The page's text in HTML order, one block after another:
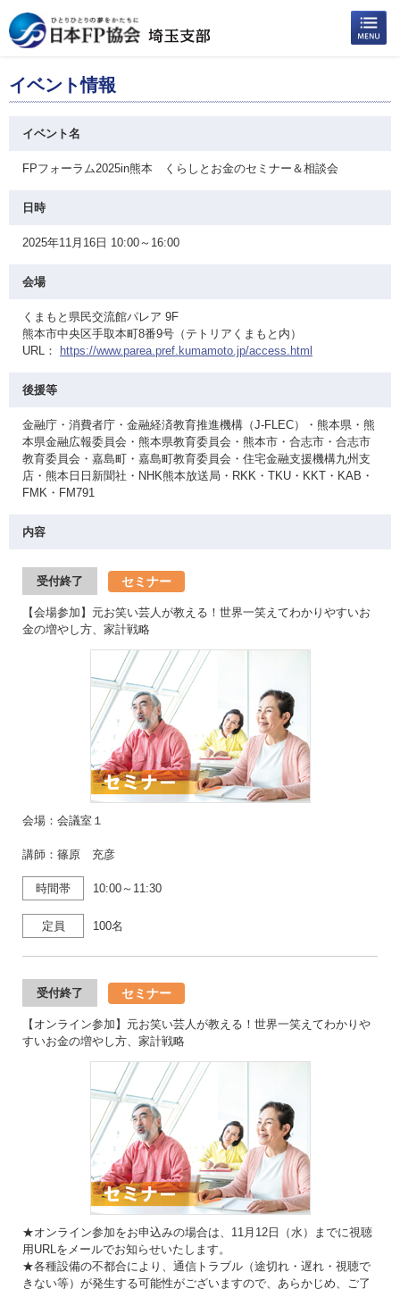
イベント情報
イベント名
FPフォーラム2025in熊本 くらしとお金のセミナー＆相談会
日時
2025年11月16日 10:00～16:00
会場
くまもと県民交流館パレア 9F
熊本市中央区手取本町8番9号（テトリアくまもと内）
URL：
https://www.parea.pref.kumamoto.jp/access.html
後援等
金融庁・消費者庁・金融経済教育推進機構（J-FLEC）・熊本県・熊
本県金融広報委員会・熊本県教育委員会・熊本市・合志市・合志市
教育委員会・嘉島町・嘉島町教育委員会・住宅金融支援機構九州支
店・熊本日日新聞社・NHK熊本放送局・RKK・TKU・KKT・KAB・
FMK・FM791
内容
受付終了 セミナー
【会場参加】元お笑い芸人が教える！世界一笑えてわかりやすいお
金の増やし方、家計戦略
会場：会議室１
講師：篠原 充彦
時間帯 10:00～11:30
定員 100名
受付終了 セミナー
【オンライン参加】元お笑い芸人が教える！世界一笑えてわかりや
すいお金の増やし方、家計戦略
★オンライン参加をお申込みの場合は、11月12日（水）までに視聴
用URLをメールでお知らせいたします。
★各種設備の不都合により、通信トラブル（途切れ・遅れ・視聴で
きない等）が発生する可能性がございますので、あらかじめ、ご了